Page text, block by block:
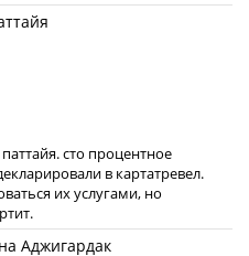
сто процентное
в картатревел.
их услугами, но